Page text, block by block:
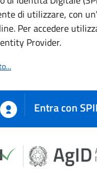
di utilizzare, con
Per accedere
Provider.
Entra con